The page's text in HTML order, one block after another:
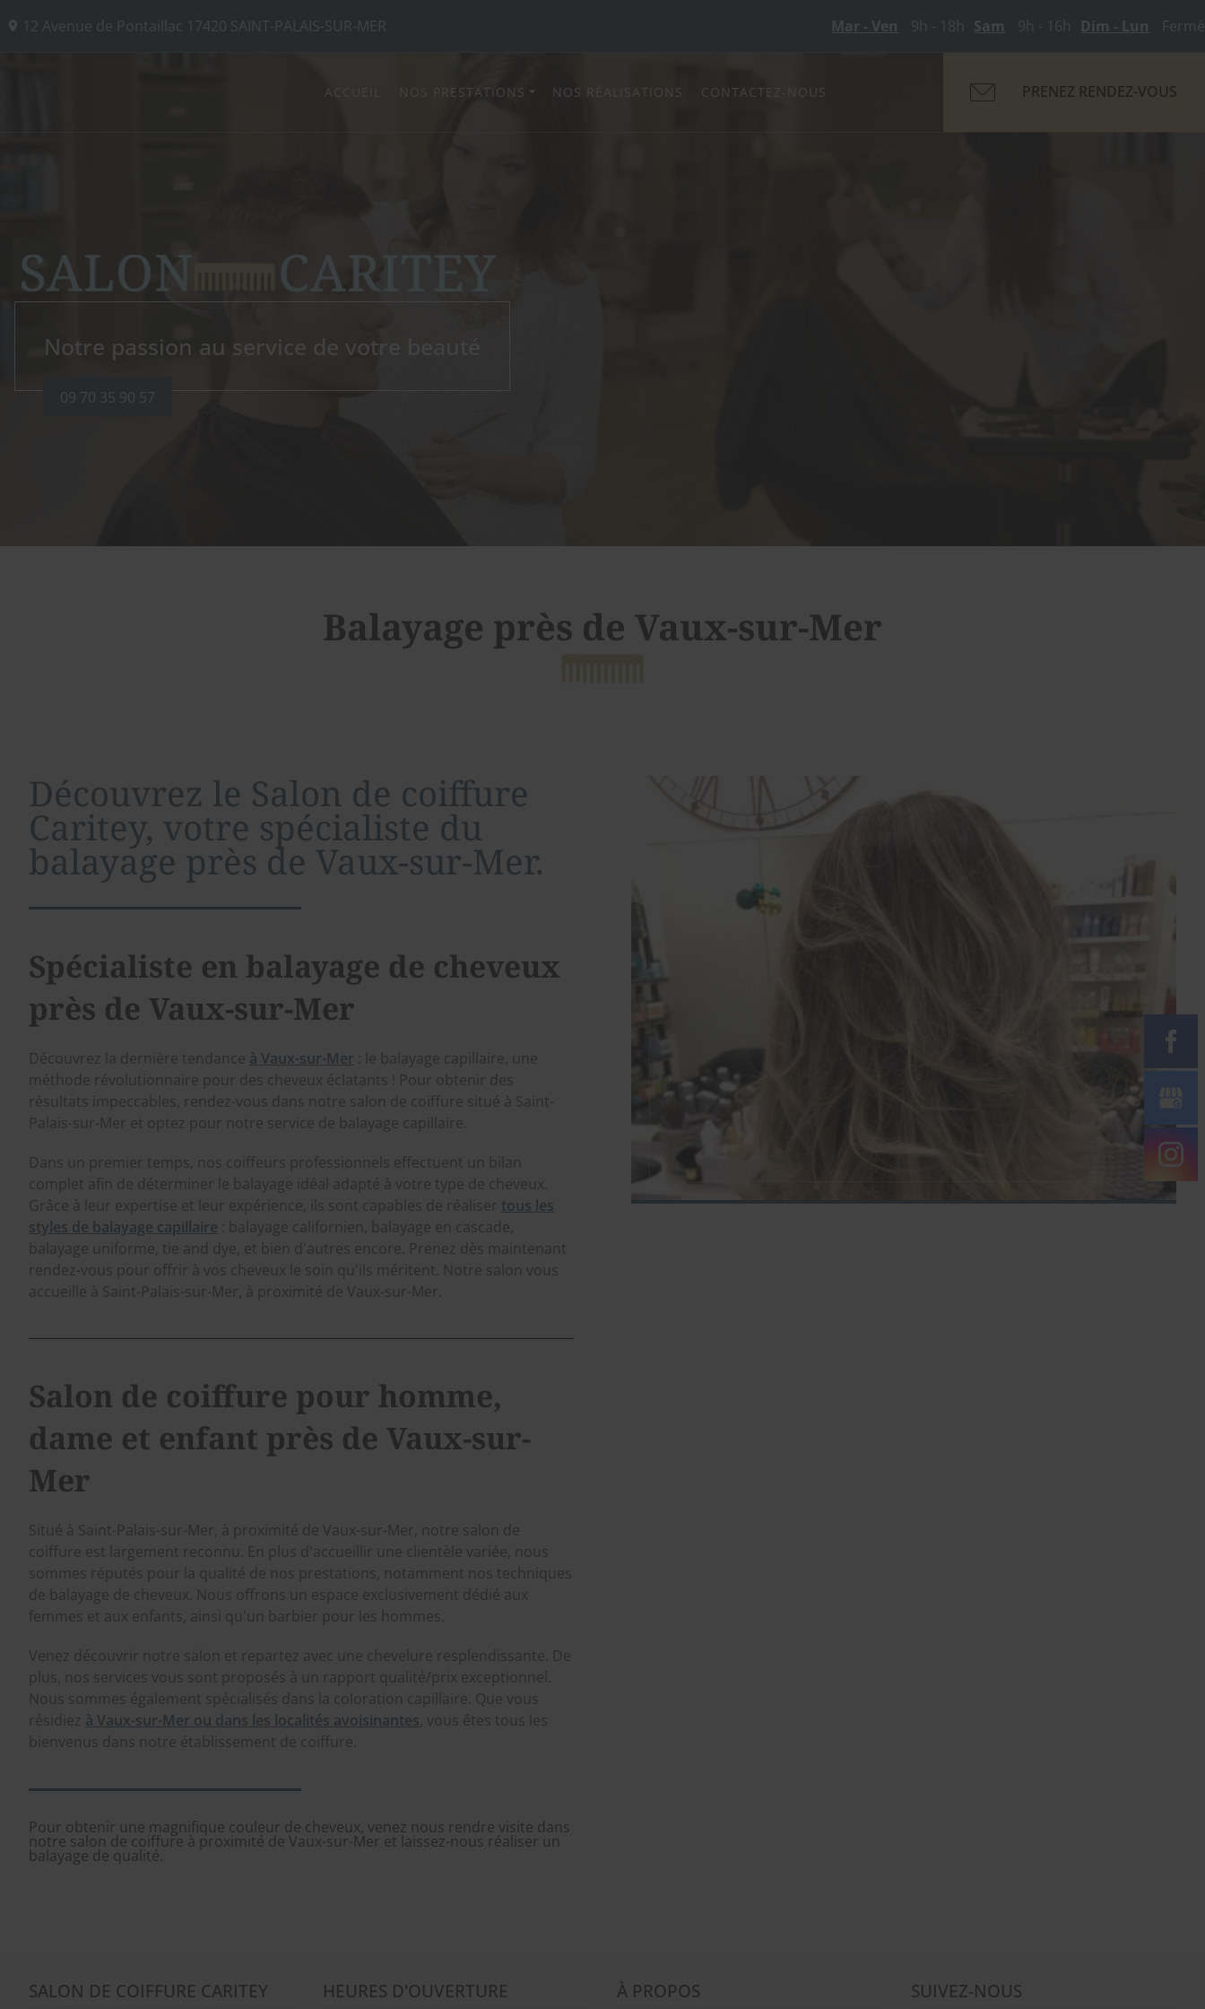
12 Avenue de Pontaillac 17420 SAINT-PALAIS-SUR-MER Mar - Ven 9h - 18h Sam 9h - 16h Dim - Lun Fermé
Notre passion au service de votre beauté
09 70 35 90 57
ACCUEIL NOS PRESTATIONS NOS RÉALISATIONS CONTACTEZ-NOUS PRENEZ RENDEZ-VOUS
Balayage près de Vaux-sur-Mer
Découvrez le Salon de coiffure
Caritey, votre spécialiste du
balayage près de Vaux-sur-Mer.
Spécialiste en balayage de cheveux
près de Vaux-sur-Mer
Découvrez la dernière tendance à Vaux-sur-Mer : le balayage capillaire, une
méthode révolutionnaire pour des cheveux éclatants ! Pour obtenir des
résultats impeccables, rendez-vous dans notre salon de coiffure situé à Saint-
Palais-sur-Mer et optez pour notre service de balayage capillaire.
Dans un premier temps, nos coiffeurs professionnels effectuent un bilan
complet afin de déterminer le balayage idéal adapté à votre type de cheveux.
Grâce à leur expertise et leur expérience, ils sont capables de réaliser tous les
styles de balayage capillaire : balayage californien, balayage en cascade,
balayage uniforme, tie and dye, et bien d'autres encore. Prenez dès maintenant
rendez-vous pour offrir à vos cheveux le soin qu'ils méritent. Notre salon vous
accueille à Saint-Palais-sur-Mer, à proximité de Vaux-sur-Mer.
Salon de coiffure pour homme,
dame et enfant près de Vaux-sur-
Mer
Situé à Saint-Palais-sur-Mer, à proximité de Vaux-sur-Mer, notre salon de
coiffure est largement reconnu. En plus d'accueillir une clientèle variée, nous
sommes réputés pour la qualité de nos prestations, notamment nos techniques
de balayage de cheveux. Nous offrons un espace exclusivement dédié aux
femmes et aux enfants, ainsi qu'un barbier pour les hommes.
Venez découvrir notre salon et repartez avec une chevelure resplendissante. De
plus, nos services vous sont proposés à un rapport qualité/prix exceptionnel.
Nous sommes également spécialisés dans la coloration capillaire. Que vous
résidiez à Vaux-sur-Mer ou dans les localités avoisinantes , vous êtes tous les
bienvenus dans notre établissement de coiffure.
Pour obtenir une magnifique couleur de cheveux, venez nous rendre visite dans
notre salon de coiffure à proximité de Vaux-sur-Mer et laissez-nous réaliser un
balayage de qualité.
SALON DE COIFFURE CARITEY HEURES D'OUVERTURE À PROPOS SUIVEZ-NOUS